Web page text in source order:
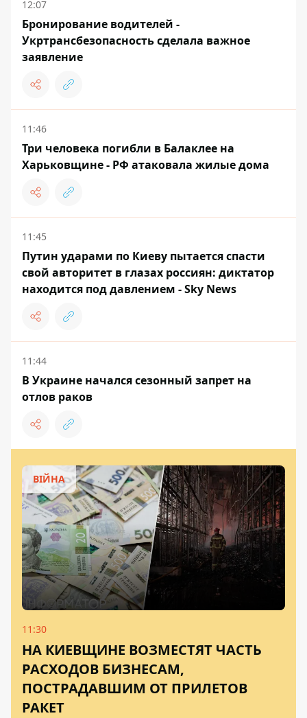
12:07
Бронирование водителей -
Укртрансбезопасность сделала важное
заявление
11:46
Три человека погибли в Балаклее на
Харьковщине - РФ атаковала жилые дома
11:45
Путин ударами по Киеву пытается спасти
свой авторитет в глазах россиян: диктатор
находится под давлением - Sky News
11:44
В Украине начался сезонный запрет на
отлов раков
ВІЙНА
11:30
НА КИЕВЩИНЕ ВОЗМЕСТЯТ ЧАСТЬ
РАСХОДОВ БИЗНЕСАМ,
ПОСТРАДАВШИМ ОТ ПРИЛЕТОВ
РАКЕТ